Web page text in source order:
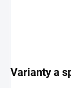
Varianty a